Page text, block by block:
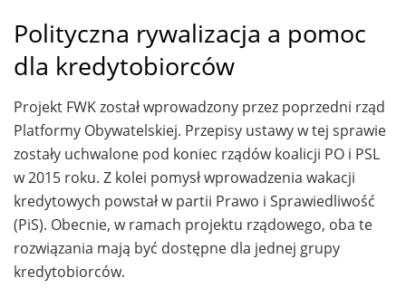
Polityczna rywalizacja a pomoc
dla kredytobiorców
Projekt FWK został wprowadzony przez poprzedni rząd
Platformy Obywatelskiej. Przepisy ustawy w tej sprawie
zostały uchwalone pod koniec rządów koalicji PO i PSL
w 2015 roku. Z kolei pomysł wprowadzenia wakacji
kredytowych powstał w partii Prawo i Sprawiedliwość
(PiS). Obecnie, w ramach projektu rządowego, oba te
rozwiązania mają być dostępne dla jednej grupy
kredytobiorców.